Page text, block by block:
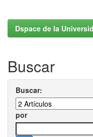
Dspace de la
Buscar
Buscar:
por